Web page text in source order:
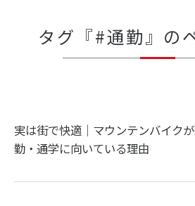
タグ『#通勤』の
実は街で快適｜マウンテンバイク
勤・通学に向いている理由